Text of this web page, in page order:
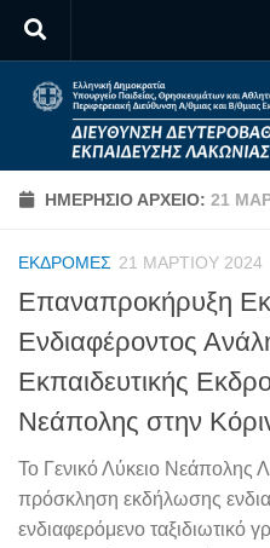
Skip to content
ΗΜΕΡΉΣΙΟ ΑΡΧΕΊΟ: 21
ΕΚΔΡΟΜΈΣ 21 ΜΑΡΤΊΟΥ 2024
Επαναπροκήρυξη
Ενδιαφέροντος
Εκπαιδευτικής
Νεάπολης στην
Το Γενικό Λύκειο Νεάπολης
πρόσκληση εκδήλωσης
ενδιαφερόμενο ταξιδιωτικό